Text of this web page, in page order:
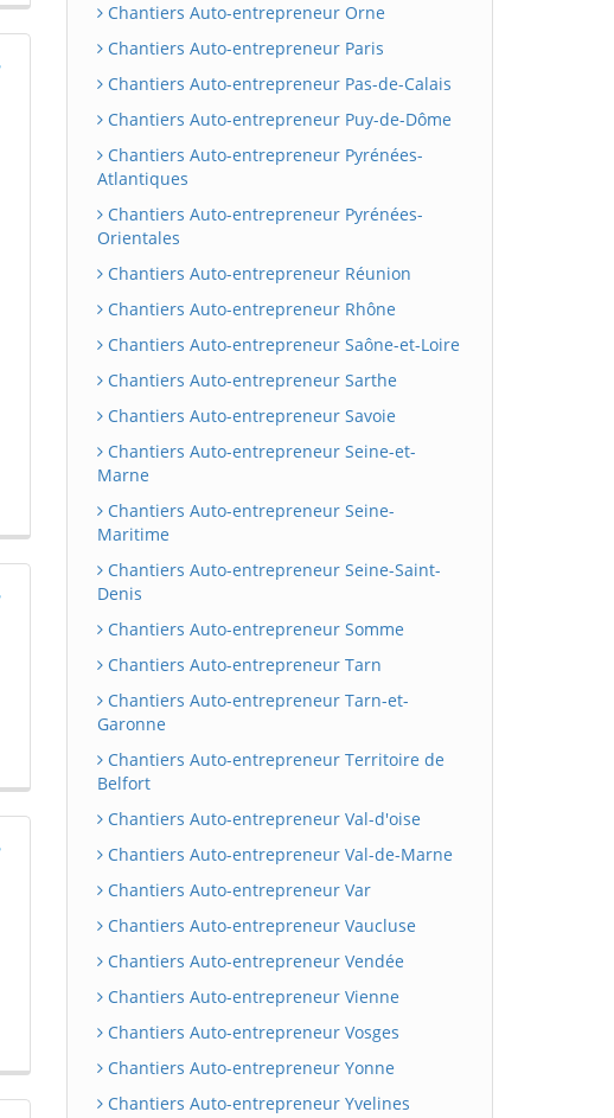
Chantiers Auto-entrepreneur Orne
Chantiers Auto-entrepreneur Paris
Chantiers Auto-entrepreneur Pas-de-Calais
Chantiers Auto-entrepreneur Puy-de-Dôme
Chantiers Auto-entrepreneur Pyrénées-
Atlantiques
Chantiers Auto-entrepreneur Pyrénées-
Orientales
Chantiers Auto-entrepreneur Réunion
Chantiers Auto-entrepreneur Rhône
Chantiers Auto-entrepreneur Saône-et-Loire
Chantiers Auto-entrepreneur Sarthe
Chantiers Auto-entrepreneur Savoie
Chantiers Auto-entrepreneur Seine-et-
Marne
Chantiers Auto-entrepreneur Seine-
Maritime
Chantiers Auto-entrepreneur Seine-Saint-
Denis
Chantiers Auto-entrepreneur Somme
Chantiers Auto-entrepreneur Tarn
Chantiers Auto-entrepreneur Tarn-et-
Garonne
Chantiers Auto-entrepreneur Territoire de
Belfort
Chantiers Auto-entrepreneur Val-d'oise
Chantiers Auto-entrepreneur Val-de-Marne
Chantiers Auto-entrepreneur Var
Chantiers Auto-entrepreneur Vaucluse
Chantiers Auto-entrepreneur Vendée
Chantiers Auto-entrepreneur Vienne
Chantiers Auto-entrepreneur Vosges
Chantiers Auto-entrepreneur Yonne
Chantiers Auto-entrepreneur Yvelines